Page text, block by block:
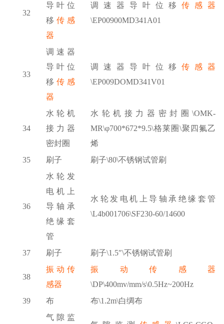
32
导叶位
移传感
器
调速器导叶位移传感器
\EP00900MD341A01
33
调速器
导叶位
移传感
器
调速器导叶位移传感器
\EP009DOMD341V01
34
水轮机
接力器
密封圈
水轮机接力器密封圈\OMK-
MR\φ700*672*9.5\格莱圈\聚四氟乙
烯
35
刷子 刷子\80\不锈钢试管刷
36
水轮发
电机上
导轴承
绝缘套
管
水轮发电机上导轴承绝缘套管
\L4b001706\SF230-60/14600
37 刷子 刷子\1.5″\不锈钢试管刷
38
振动传
感器
振动传感器
\DP\400mv/mm/s\0.5Hz~200Hz
39
布 布\1.2m\白绸布
气隙监